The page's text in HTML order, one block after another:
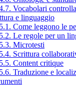
Vocabolari
e linguaggio
Come leggono le
Le regole per un
Microtesti
Scrittura
Content critique
Traduzione e